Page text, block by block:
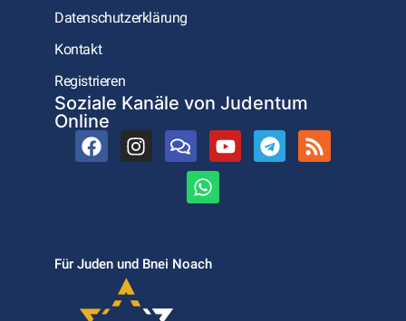
Datenschutzerklärung
Kontakt
Registrieren
Soziale Kanäle von Judentum
Online
Für Juden und Bnei Noach